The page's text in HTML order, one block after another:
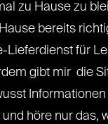
zu Hause zu
bereits
Lieferdienst für
gibt mir die
höre nur das,